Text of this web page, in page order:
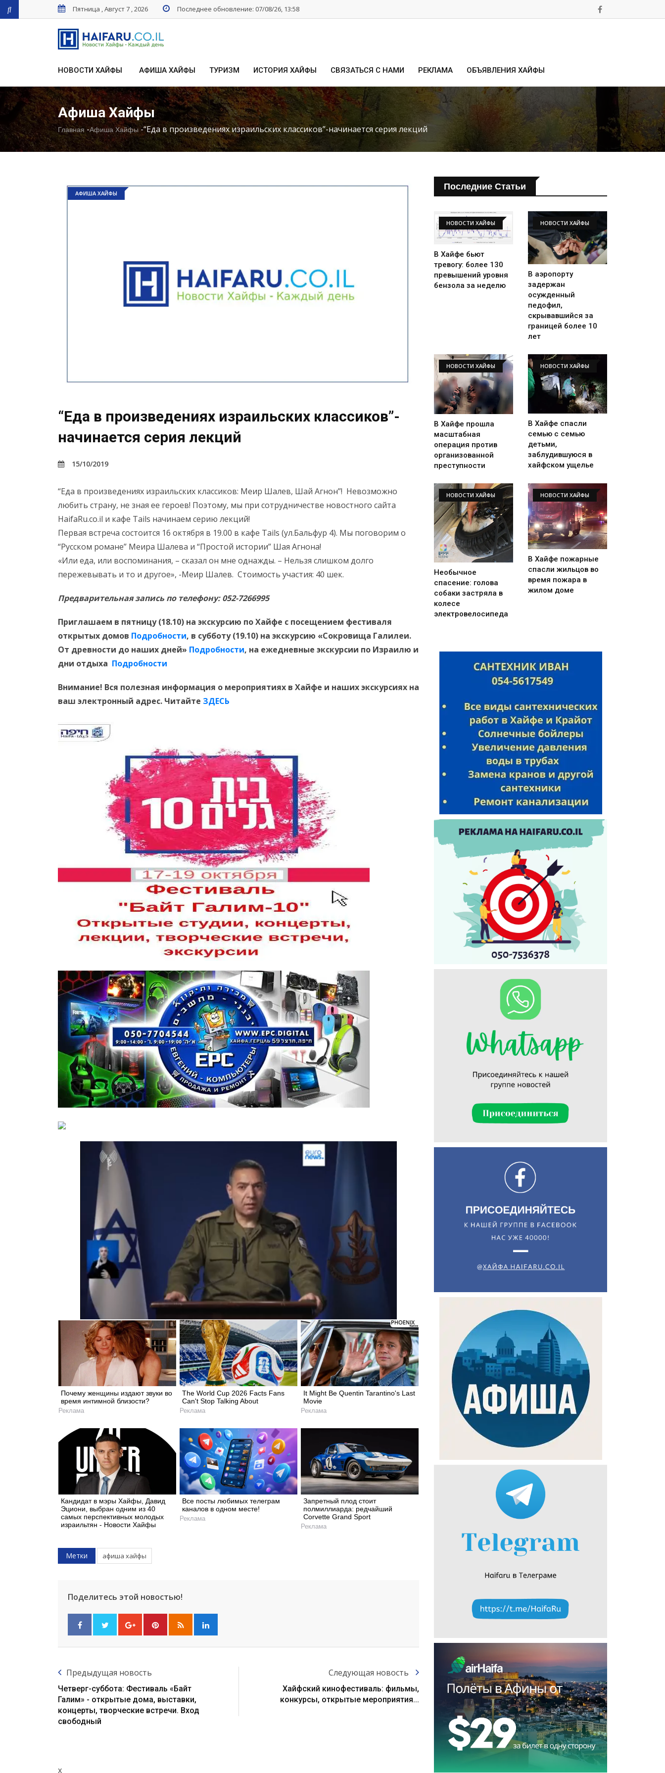
Пятница , Август 7 , 2026 Последнее обновление: 07/08/26, 13:58
НОВОСТИ ХАЙФЫ АФИША ХАЙФЫ ТУРИЗМ ИСТОРИЯ ХАЙФЫ СВЯЗАТЬСЯ С НАМИ РЕКЛАМА ОБЪЯВЛЕНИЯ ХАЙФЫ
Искать
Афиша Хайфы
Главная -Афиша Хайфы -“Еда в произведениях израильских классиков”-начинается серия лекций
АФИША ХАЙФЫ
“Еда в произведениях израильских классиков”-
начинается серия лекций
15/10/2019
“Еда в произведениях израильских классиков: Меир Шалев, Шай Агнон”! Невозможно
любить страну, не зная ее героев! Поэтому, мы при сотрудничестве новостного сайта
HaifaRu.co.il и кафе Tails начинаем серию лекций!
Первая встреча состоится 16 октября в 19.00 в кафе Tails (ул.Бальфур 4). Мы поговорим о
“Русском романе” Меира Шалева и “Простой истории” Шая Агнона!
«Или еда, или воспоминания, – сказал он мне однажды. – Нельзя слишком долго
пережевывать и то и другое», -Меир Шалев. Стоимость участия: 40 шек.
Предварительная запись по телефону: 052-7266995
Приглашаем в пятницу (18.10) на экскурсию по Хайфе с посещением фестиваля
открытых домов Подробности, в субботу (19.10) на экскурсию «Сокровища Галилеи.
От древности до наших дней» Подробности, на ежедневные экскурсии по Израилю и
дни отдыха Подробности
Внимание! Вся полезная информация о мероприятиях в Хайфе и наших экскурсиях на
ваш электронный адрес. Читайте ЗДЕСЬ
Почему женщины издают звуки во
время интимной близости?
Реклама
The World Cup 2026 Facts Fans
Can't Stop Talking About
Реклама
It Might Be Quentin Tarantino's Last
Movie
Реклама
Кандидат в мэры Хайфы, Давид
Эциони, выбран одним из 40
самых перспективных молодых
израильтян - Новости Хайфы
Все посты любимых телеграм
каналов в одном месте!
Реклама
Запретный плод стоит
полмиллиарда: редчайший
Corvette Grand Sport
Реклама
Метки афиша хайфы
Поделитесь этой новостью!
Предыдущая новость
Четверг-суббота: Фестиваль «Байт
Галим» - открытые дома, выставки,
концерты, творческие встречи. Вход
свободный
Следующая новость
Хайфский кинофестиваль: фильмы,
конкурсы, открытые мероприятия...
x
Последние Статьи
НОВОСТИ ХАЙФЫ
В Хайфе бьют
тревогу: более 130
превышений уровня
бензола за неделю
НОВОСТИ ХАЙФЫ
В аэропорту
задержан
осужденный
педофил,
скрывавшийся за
границей более 10
лет
НОВОСТИ ХАЙФЫ
В Хайфе прошла
масштабная
операция против
организованной
преступности
НОВОСТИ ХАЙФЫ
В Хайфе спасли
семью с семью
детьми,
заблудившуюся в
хайфском ущелье
НОВОСТИ ХАЙФЫ
Необычное
спасение: голова
собаки застряла в
колесе
электровелосипеда
НОВОСТИ ХАЙФЫ
В Хайфе пожарные
спасли жильцов во
время пожара в
жилом доме